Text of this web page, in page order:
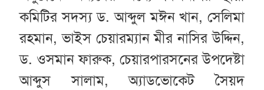
কমিটির সদস্য ড. আব্দুল মঈন খান, সেলিমা
রহমান, ভাইস চেয়ারম্যান মীর নাসির উদ্দিন,
ড. ওসমান ফারুক, চেয়ারপারসনের উপদেষ্টা
আব্দুস সালাম, অ্যাডভোকেট সৈয়দ